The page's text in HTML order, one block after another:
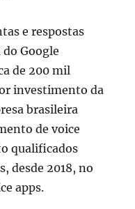
e respostas
Google
de 200 mil
investimento da
brasileira
de voice
qualificados
desde 2018, no
apps.